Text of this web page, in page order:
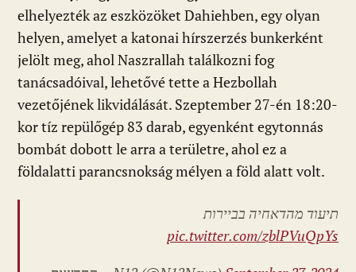
elhelyezték az eszközöket Dahiehben, egy olyan
helyen, amelyet a katonai hírszerzés bunkerként
jelölt meg, ahol Naszrallah találkozni fog
tanácsadóival, lehetővé tette a Hezbollah
vezetőjének likvidálását. Szeptember 27-én 18:20-
kor tíz repülőgép 83 darab, egyenként egytonnás
bombát dobott le arra a területre, ahol ez a
földalatti parancsnokság mélyen a föld alatt volt.
תיעוד מהדאחיה בביירות
pic.twitter.com/zblPVuQpYs